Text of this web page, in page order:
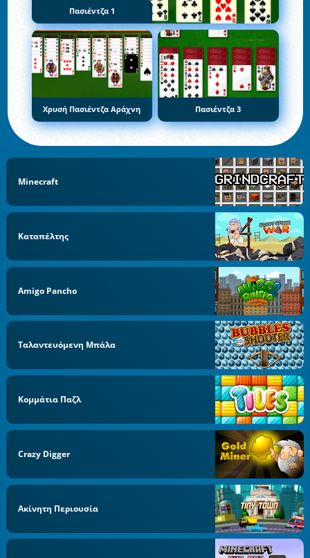
Πασιέντζα 1
Χρυσή Πασιέντζα Αράχνη Πασιέντζα 3
Minecraft
Καταπέλτης
Amigo Pancho
Ταλαντευόμενη Μπάλα
Κομμάτια Παζλ
Crazy Digger
Ακίνητη Περιουσία